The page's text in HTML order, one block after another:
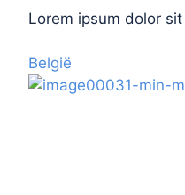
Lorem ipsum dolor
België